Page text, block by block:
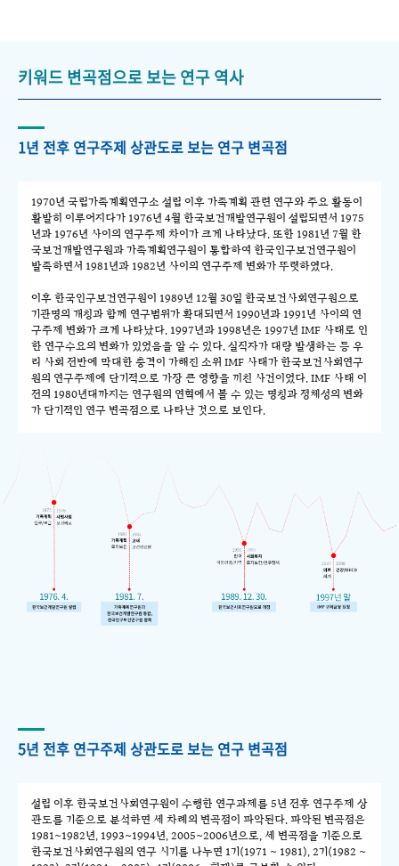
키워드 변곡점으로 보는 연구 역사
1년 전후 연구주제 상관도로 보는 연구 변곡점
1970년 국립가족계획연구소 설립 이후 가족계획 관련 연구와 주요 활동이
활발히 이루어지다가 1976년 4월 한국보건개발연구원이 설립되면서 1975
년과 1976년 사이의 연구주제 차이가 크게 나타났다. 또한 1981년 7월 한
국보건개발연구원과 가족계획연구원이 통합하여 한국인구보건연구원이
발족하면서 1981년과 1982년 사이의 연구주제 변화가 뚜렷하였다.
이후 한국인구보건연구원이 1989년 12월 30일 한국보건사회연구원으로
기관명의 개칭과 함께 연구범위가 확대되면서 1990년과 1991년 사이의 연
구주제 변화가 크게 나타났다. 1997년과 1998년은 1997년 IMF 사태로 인
한 연구수요의 변화가 있었음을 알 수 있다. 실직자가 대량 발생하는 등 우
리 사회 전반에 막대한 충격이 가해진 소위 IMF 사태가 한국보건사회연구
원의 연구주제에 단기적으로 가장 큰 영향을 끼친 사건이었다. IMF 사태 이
전의 1980년대까지는 연구원의 연혁에서 볼 수 있는 명칭과 정체성의 변화
가 단기적인 연구 변곡점으로 나타난 것으로 보인다.
5년 전후 연구주제 상관도로 보는 연구 변곡점
설립 이후 한국보건사회연구원이 수행한 연구과제를 5년 전후 연구주제 상
관도를 기준으로 분석하면 세 차례의 변곡점이 파악된다. 파악된 변곡점은
1981~1982년, 1993~1994년, 2005~2006년으로, 세 변곡점을 기준으로
한국보건사회연구원의 연구 시기를 나누면 1기(1971 ~ 1981), 2기(1982 ~